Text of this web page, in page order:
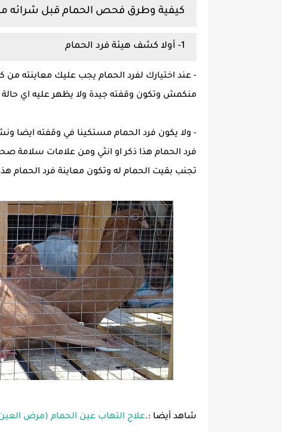
كيفية وطرق فحص الحمام قبل شرائه
1- أولا كشف هيئة فرد الحمام
- عند اختيارك لفرد الحمام يجب عليك معاينته
منكمش وتكون وقفته جيدة ولا يظهر عليه اي حالة
- ولا يكون فرد الحمام مستكينا في وقفته ايضا
فرد الحمام هذا ذكر او انثي ومن علامات سلامة
تجنب بقيت الحمام له وتكون معاينة فرد الحمام
شاهد أيضا :.علاج التهاب عين الحمام (مرض العين